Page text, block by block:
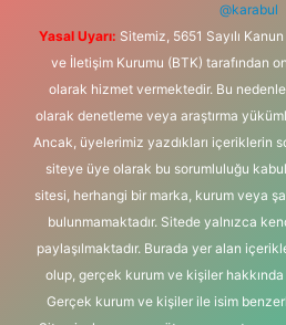
@karabul
Yasal Uyarı: Sitemiz, 5651 Sayılı
ve İletişim Kurumu (BTK) tarafından
olarak hizmet vermektedir. Bu
olarak denetleme veya araştırma
Ancak, üyelerimiz yazdıkları içeriklerin
siteye üye olarak bu sorumluluğu
sitesi, herhangi bir marka, kurum veya
bulunmamaktadır. Sitede yalnızca
paylaşılmaktadır. Burada yer alan
olup, gerçek kurum ve kişiler hakkında
Gerçek kurum ve kişiler ile isim